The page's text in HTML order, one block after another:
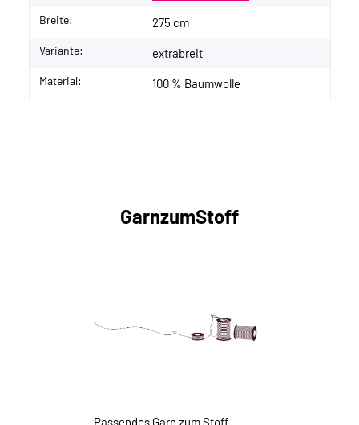
Breite: 275 cm
Variante: extrabreit
Material: 100 % Baumwolle
GarnzumStoff
Passendes Garn zum Stoff